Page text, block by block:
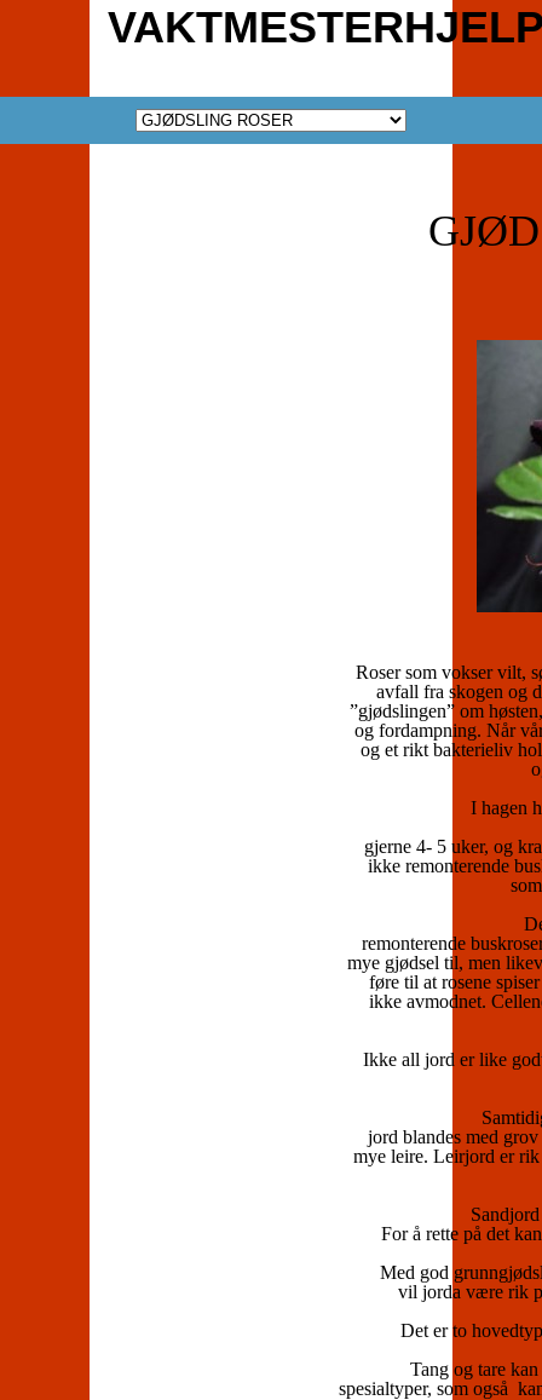
Roser som vokser vilt,
avfall fra skogen og
”gjødslingen” om
og fordampning. Når
og et rikt bakterieliv
I hagen
gjerne 4- 5 uker, og
ikke remonterende
remonterende
mye gjødsel til, men
føre til at rosene
ikke avmodnet.
Ikke all jord er like
jord blandes med
mye leire. Leirjord er
For å rette på det
Med god
vil jorda være rik
Det er to
Tang og tare
spesialtyper, som også